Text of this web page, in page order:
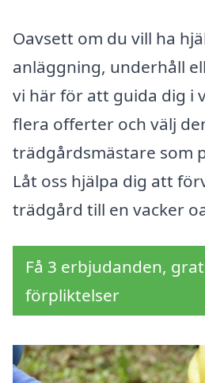
Oavsett om du vill ha
anläggning, underhåll
vi här för att guida dig i
flera offerter och välj
trädgårdsmästare som
Låt oss hjälpa dig att
trädgård till en vacker
Få 3 erbjudanden,
förpliktelser